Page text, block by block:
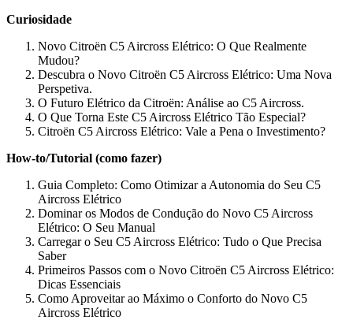
Curiosidade
Novo Citroën C5 Aircross Elétrico: O Que Realmente
Mudou?
Descubra o Novo Citroën C5 Aircross Elétrico: Uma Nova
Perspetiva.
O Futuro Elétrico da Citroën: Análise ao C5 Aircross.
O Que Torna Este C5 Aircross Elétrico Tão Especial?
Citroën C5 Aircross Elétrico: Vale a Pena o Investimento?
How-to/Tutorial (como fazer)
Guia Completo: Como Otimizar a Autonomia do Seu C5
Aircross Elétrico
Dominar os Modos de Condução do Novo C5 Aircross
Elétrico: O Seu Manual
Carregar o Seu C5 Aircross Elétrico: Tudo o Que Precisa
Saber
Primeiros Passos com o Novo Citroën C5 Aircross Elétrico:
Dicas Essenciais
Como Aproveitar ao Máximo o Conforto do Novo C5
Aircross Elétrico